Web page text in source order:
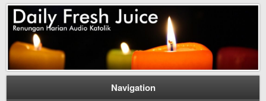
Daily Fresh Juice
Daily Fresh Juice Renungan Harian Katolik Menyejukkan dan Menyegarkan
Navigation